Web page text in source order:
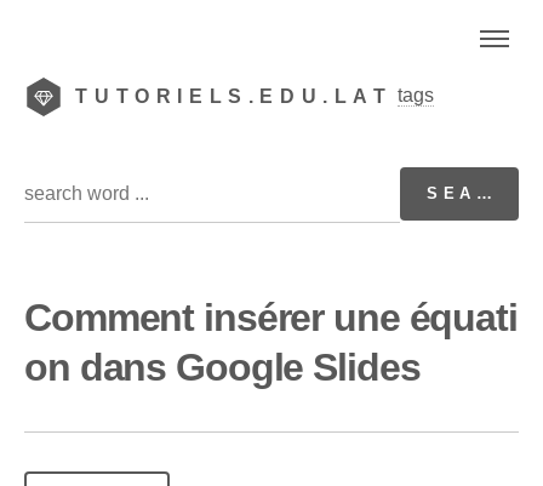
TUTORIELS.EDU.LAT tags
Comment insérer une équati
on dans Google Slides